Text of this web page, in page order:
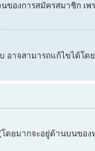
องการสมัครสมาชิก
อาจสามารถแก้ไขได้โด
ดยมากจะอยู่ด้านบนขอ